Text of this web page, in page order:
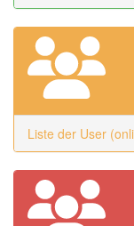
Liste der User